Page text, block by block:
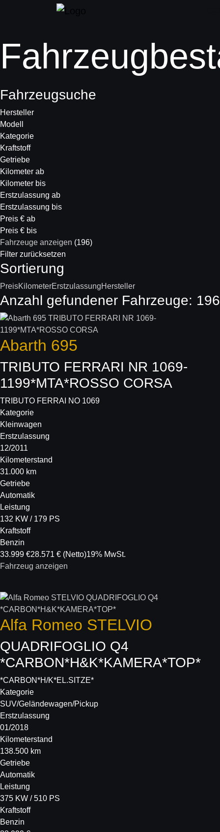
Fahrzeugsuche
Hersteller
Modell
Kategorie
Kraftstoff
Getriebe
Kilometer ab
Kilometer bis
Erstzulassung ab
Erstzulassung bis
Preis € ab
Preis € bis
Fahrzeuge anzeigen (196)
Filter zurücksetzen
Sortierung
PreisKilometerErstzulassungHersteller
Anzahl gefundener Fahrzeuge: 196
Abarth 695
TRIBUTO FERRARI NR 1069-
1199*MTA*ROSSO CORSA
TRIBUTO FERRAI NO 1069
Kategorie
Kleinwagen
Erstzulassung
12/2011
Kilometerstand
31.000 km
Getriebe
Automatik
Leistung
132 KW / 179 PS
Kraftstoff
Benzin
33.999 €28.571 € (Netto)19% MwSt.
Fahrzeug anzeigen
Alfa Romeo STELVIO
QUADRIFOGLIO Q4
*CARBON*H&K*KAMERA*TOP*
*CARBON*H/K*EL.SITZE*
Kategorie
SUV/Geländewagen/Pickup
Erstzulassung
01/2018
Kilometerstand
138.500 km
Getriebe
Automatik
Leistung
375 KW / 510 PS
Kraftstoff
Benzin